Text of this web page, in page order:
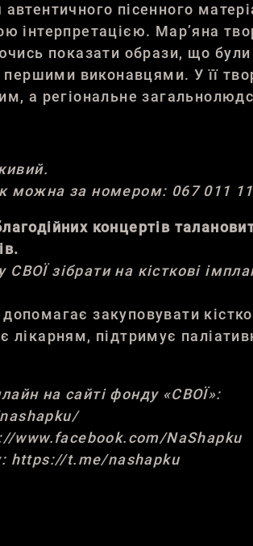
пісенного
інтерпретацією. Мар’яна
показати образи, що були
першими виконавцями. У її
а регіональне
можна за номером: 067 011
концертів
зібрати на кісткові
допомагає закуповувати
лікарням, підтримує
на сайті фонду «СВОЇ»:
www.facebook.com/NaShapku
https://t.me/nashapku